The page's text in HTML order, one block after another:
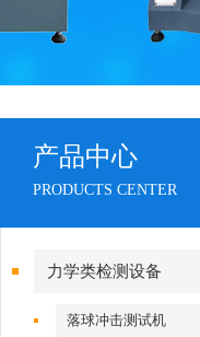
产品中心
PRODUCTS CENTER
力学类检测设备
落球冲击测试机